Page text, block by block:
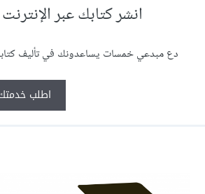
انشر كتابك عبر
دع مبدعي خمسات يساعدونك في تأليف
اطلب